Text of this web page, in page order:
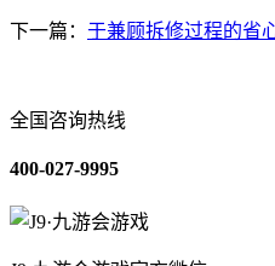
下一篇： 于兼顾拆修过程的省
全国咨询热线
400-027-9995